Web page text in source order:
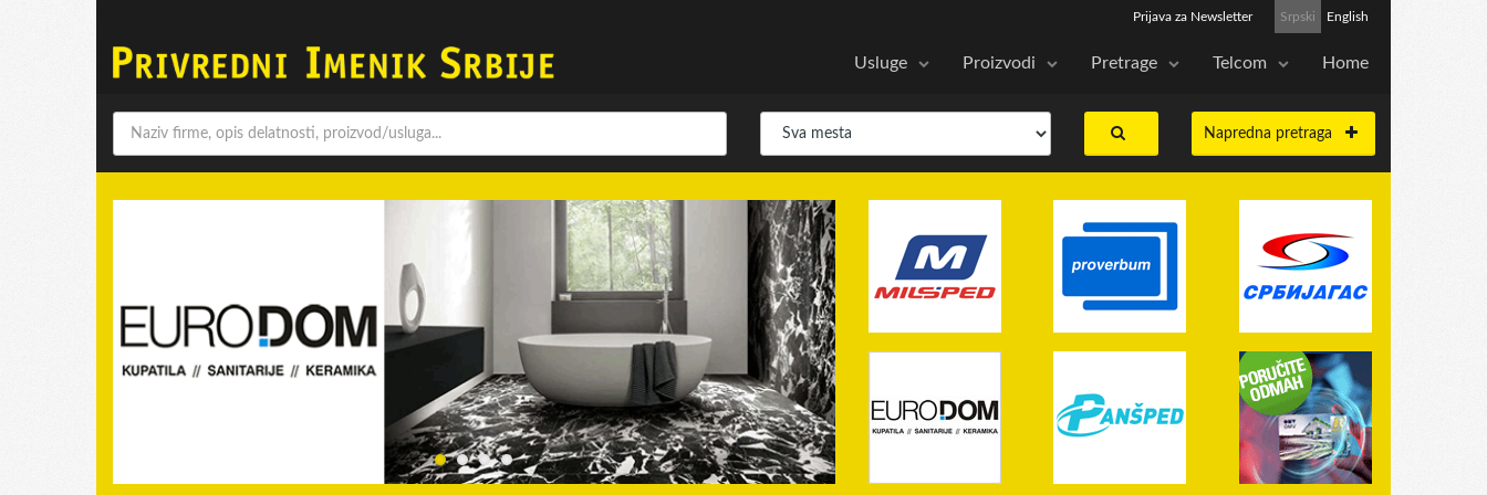
Srpski English
Prijava za Newsletter
Usluge Proizvodi Pretrage Telcom Home
Napredna pretraga